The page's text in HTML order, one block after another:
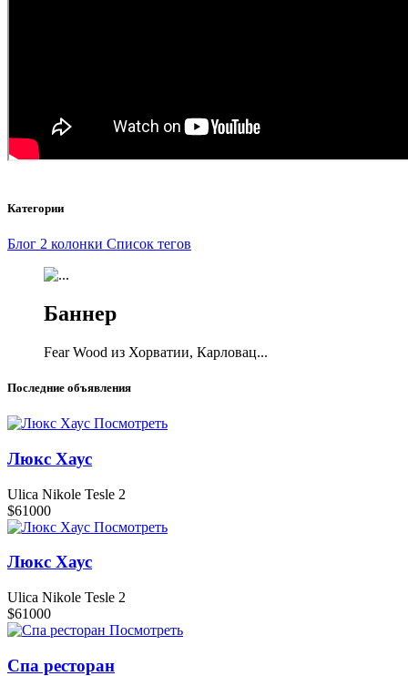
Категории
Блог 2 колонки Список тегов
Баннер
Fear Wood из Хорватии, Карловац...
Последние объявления
Посмотреть
Люкс Хаус
Ulica Nikole Tesle 2
$61000
Посмотреть
Люкс Хаус
Ulica Nikole Tesle 2
$61000
Посмотреть
Спа ресторан